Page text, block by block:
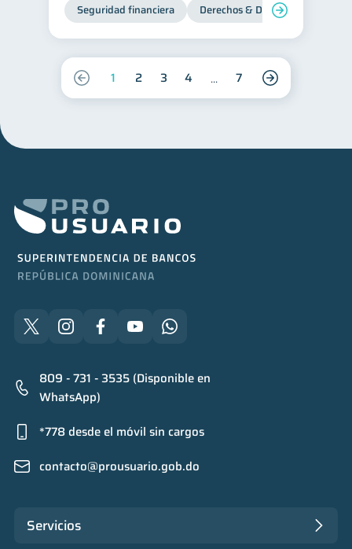
Seguridad financiera Derechos & Deberes
1 2 3 4 7
809 - 731 - 3535 (Disponible en
WhatsApp)
*778 desde el móvil sin cargos
contacto@prousuario.gob.do
Servicios